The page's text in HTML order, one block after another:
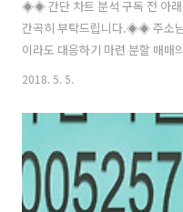
◈◈ 간단 차트 분석 구독 전 아래
간곡히 부탁드립니다.◈◈ 주소
이라도 대응하기 마련 분할 매매
는 남자 주소남입니다. 이번 시간
을 하는 기업으로 현재 지리정보
제약사업도 하며 LED 사업 등도
마이크로필터를 서브원에 공급하
약이나 바이오 관련주로 움직이
2018. 5. 5.